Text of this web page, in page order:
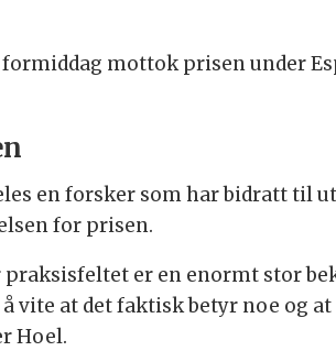
formiddag mottok prisen under
en forsker som har bidratt til
for prisen.
er en enormt stor
vite at det faktisk betyr noe og
Hoel.